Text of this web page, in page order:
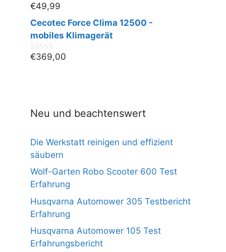
0
v
o
n
€49,99
Cecotec Force Clima 12500 -
mobiles Klimagerät
0
€369,00
Neu und beachtenswert
Die Werkstatt reinigen und effizient
säubern
Wolf-Garten Robo Scooter 600 Test
Erfahrung
Husqvarna Automower 305 Testbericht
Erfahrung
Husqvarna Automower 105 Test
Erfahrungsbericht